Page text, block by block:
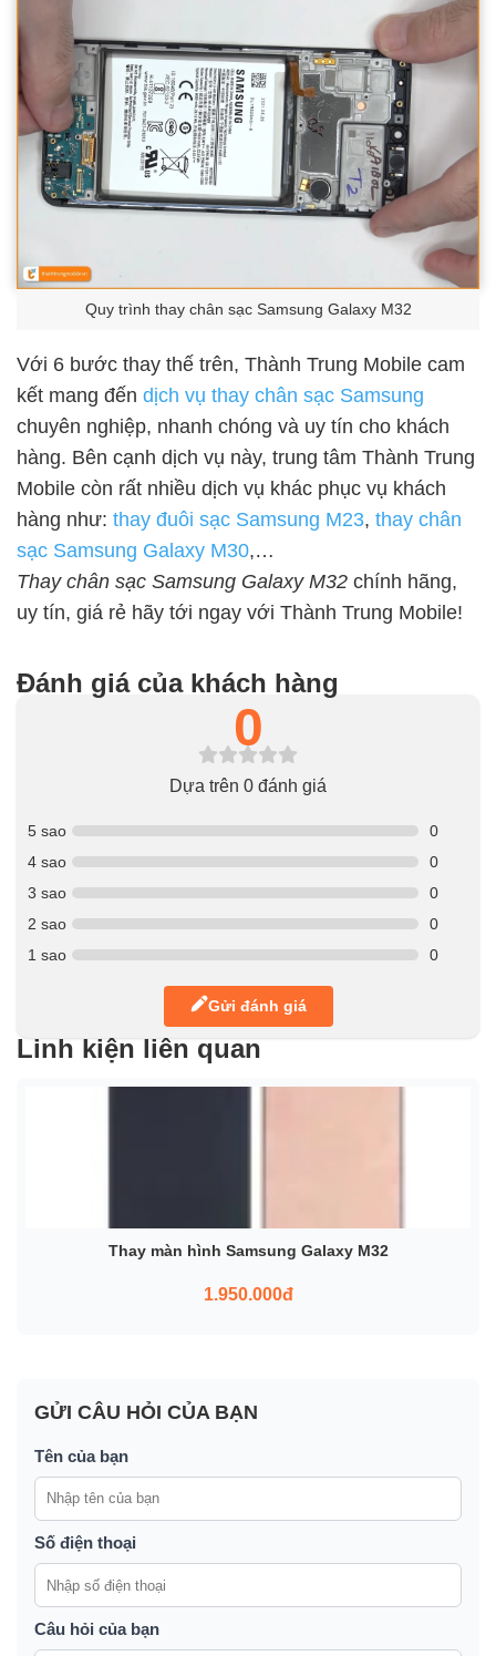
Quy trình thay chân sạc Samsung Galaxy M32
Với 6 bước thay thế trên, Thành Trung Mobile cam
kết mang đến dịch vụ thay chân sạc Samsung
chuyên nghiệp, nhanh chóng và uy tín cho khách
hàng. Bên cạnh dịch vụ này, trung tâm Thành Trung
Mobile còn rất nhiều dịch vụ khác phục vụ khách
hàng như: thay đuôi sạc Samsung M23, thay chân
sạc Samsung Galaxy M30,…
Thay chân sạc Samsung Galaxy M32 chính hãng,
uy tín, giá rẻ hãy tới ngay với Thành Trung Mobile!
Đánh giá của khách hàng
0
Dựa trên 0 đánh giá
5 sao
0
4 sao
0
3 sao
0
2 sao
0
1 sao
0
Gửi đánh giá
Linh kiện liên quan
Thay màn hình Samsung Galaxy M32
1.950.000đ
GỬI CÂU HỎI CỦA BẠN
Tên của bạn
Số điện thoại
Câu hỏi của bạn